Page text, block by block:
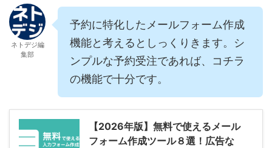
ネトデジ編
集部
予約に特化したメールフォーム作成
機能と考えるとしっくりきます。シ
ンプルな予約受注であれば、コチラ
の機能で十分です。
【2026年版】無料で使えるメール
フォーム作成ツール８選！広告な